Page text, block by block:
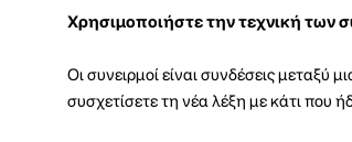
Χρησιμοποιήστε την τεχνική των
Οι συνειρμοί είναι συνδέσεις μεταξύ
συσχετίσετε τη νέα λέξη με κάτι που